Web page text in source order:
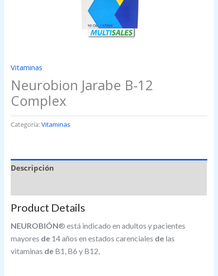
Vitaminas
Neurobion Jarabe B-12
Complex
Categoría:Vitaminas
Descripción
Product Details
NEUROBIÓN® está indicado en adultos y pacientes
mayores de 14 años en estados carenciales de las
vitaminas de B1, B6 y B12,